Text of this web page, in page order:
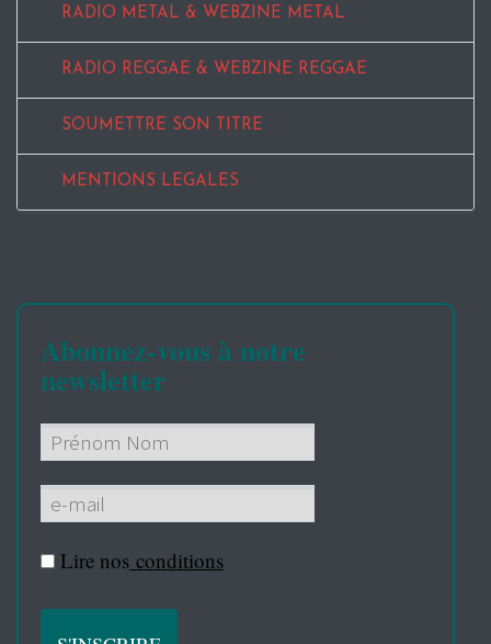
RADIO METAL & WEBZINE METAL
RADIO REGGAE & WEBZINE REGGAE
SOUMETTRE SON TITRE
MENTIONS LEGALES
Abonnez-vous à notre
newsletter
Lire nos conditions